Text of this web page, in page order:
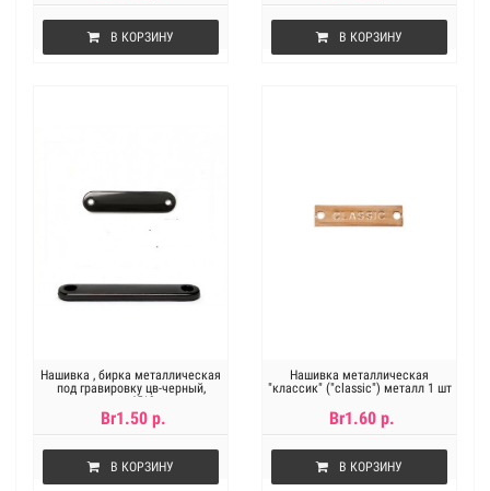
В КОРЗИНУ В КОРЗИНУ
Нашивка , бирка металлическая
под гравировку цв-черный,
размер 45*9 мм
Br1.50 р.
В КОРЗИНУ
Нашивка металлическая
"классик" ("classic") металл 1 шт
Br1.60 р.
В КОРЗИНУ